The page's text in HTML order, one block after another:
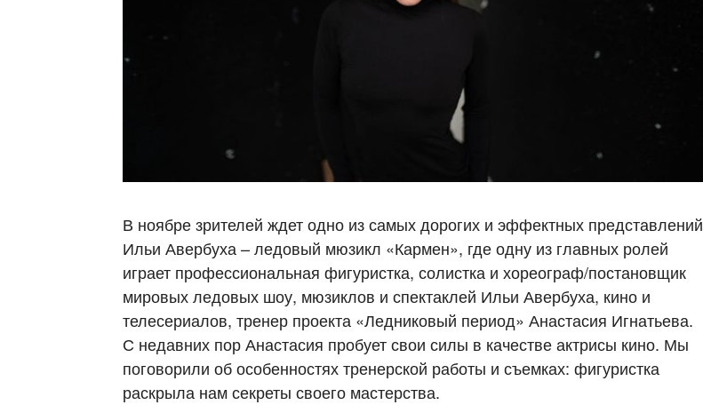
В ноябре зрителей ждет одно из самых дорогих и эффектных представлений
Ильи Авербуха – ледовый мюзикл «Кармен», где одну из главных ролей
играет профессиональная фигуристка, солистка и хореограф/постановщик
мировых ледовых шоу, мюзиклов и спектаклей Ильи Авербуха, кино и
телесериалов, тренер проекта «Ледниковый период» Анастасия Игнатьева.
С недавних пор Анастасия пробует свои силы в качестве актрисы кино. Мы
поговорили об особенностях тренерской работы и съемках: фигуристка
раскрыла нам секреты своего мастерства.